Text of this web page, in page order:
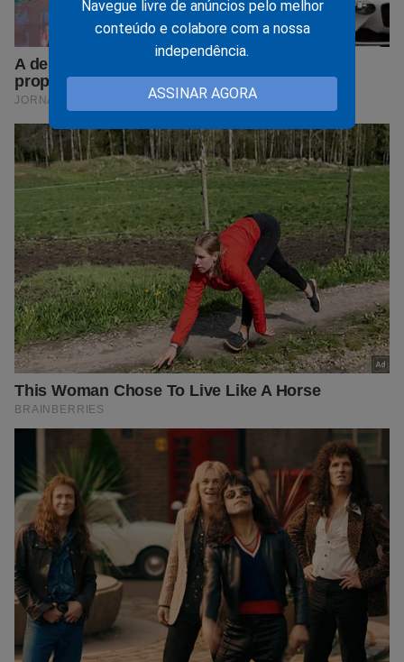
Navegue livre de anúncios pelo melhor
conteúdo e colabore com a nossa
independência.
ASSINAR AGORA